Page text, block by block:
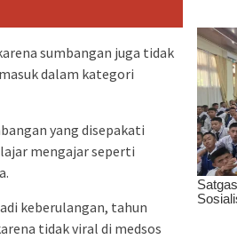
sumbangan juga tidak
dalam kategori
yang disepakati
mengajar seperti
keberulangan, tahun
tidak viral di medsos